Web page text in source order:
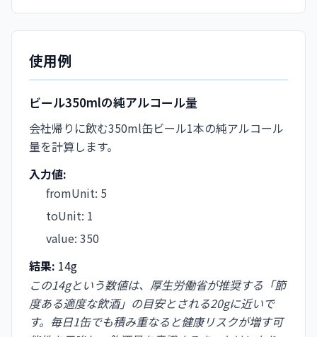
使用例
ビール350mlの純アルコール量
会社帰りに飲む350ml缶ビール1本の純アルコール
量を計算します。
入力値:
fromUnit: 5
toUnit: 1
value: 350
結果: 14g
この14gという数値は、厚生労働省が推奨する「節
度ある適度な飲酒」の目安とされる20gに近いで
す。毎日1缶でも積み重なると健康リスクが増す可